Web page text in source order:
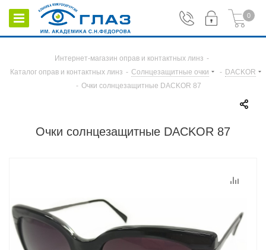
0
Интернет-магазин оправ и контактных линз -
Каталог оправ и контактных линз - Солнцезащитные очки - DACKOR
- Очки солнцезащитные DACKOR 87
Очки солнцезащитные DACKOR 87